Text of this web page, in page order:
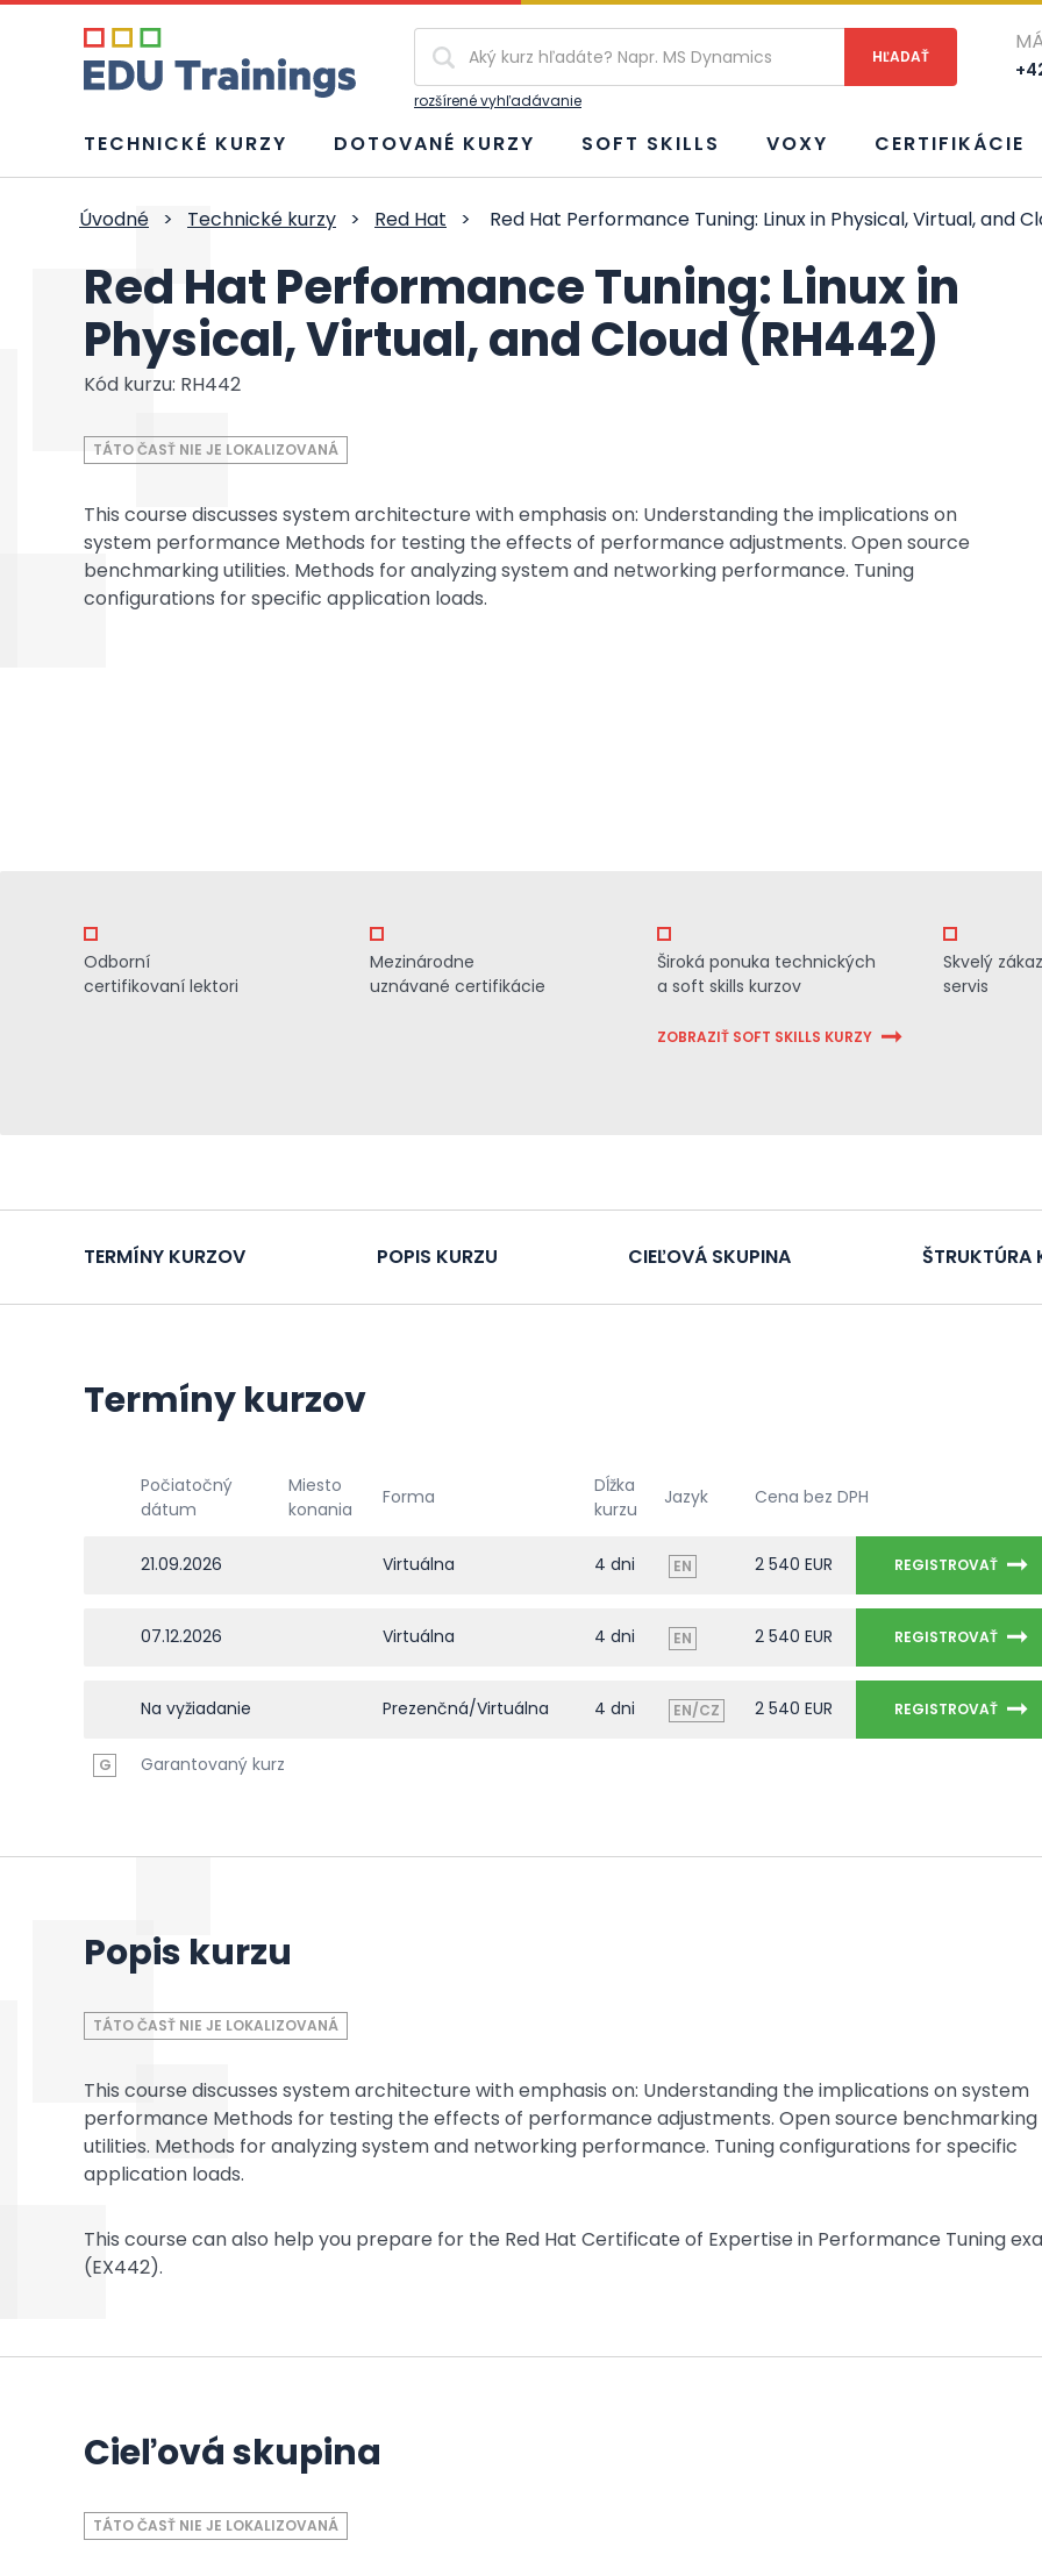
rozšírené vyhľadávanie
TECHNICKÉ KURZY DOTOVANÉ KURZY SOFT SKILLS VOXY CERTIFIKÁCIE
Úvodné > Technické kurzy > Red Hat > Red Hat Performance Tuning: Linux in Physical, Virtual, and
Red Hat Performance Tuning: Linux in
Physical, Virtual, and Cloud (RH442)
Kód kurzu: RH442
TÁTO ČASŤ NIE JE LOKALIZOVANÁ
This course discusses system architecture with emphasis on: Understanding the implications on
system performance Methods for testing the effects of performance adjustments. Open source
benchmarking utilities. Methods for analyzing system and networking performance. Tuning
configurations for specific application loads.
Odborní
certifikovaní lektori
Mezinárodne
uznávané certifikácie
Široká ponuka technických
a soft skills kurzov
ZOBRAZIŤ SOFT SKILLS KURZY
Skvelý
servis
TERMÍNY KURZOV POPIS KURZU CIEĽOVÁ SKUPINA ŠTRUKTÚRA
Termíny kurzov
Počiatočný
dátum
Miesto
konania
Forma
Dĺžka
kurzu
Jazyk Cena bez DPH
21.09.2026 Virtuálna 4 dni EN 2 540 EUR REGISTROVAŤ
07.12.2026 Virtuálna 4 dni EN 2 540 EUR REGISTROVAŤ
Na vyžiadanie Prezenčná/Virtuálna 4 dni EN/CZ 2 540 EUR REGISTROVAŤ
G Garantovaný kurz
Popis kurzu
TÁTO ČASŤ NIE JE LOKALIZOVANÁ
This course discusses system architecture with emphasis on: Understanding the implications on system
performance Methods for testing the effects of performance adjustments. Open source benchmarking
utilities. Methods for analyzing system and networking performance. Tuning configurations for specific
application loads.
This course can also help you prepare for the Red Hat Certificate of Expertise in Performance Tuning
(EX442).
Cieľová skupina
TÁTO ČASŤ NIE JE LOKALIZOVANÁ